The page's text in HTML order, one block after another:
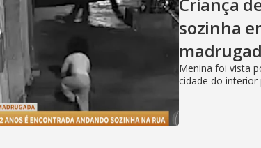
sozinha
Menina foi vista
cidade do interior